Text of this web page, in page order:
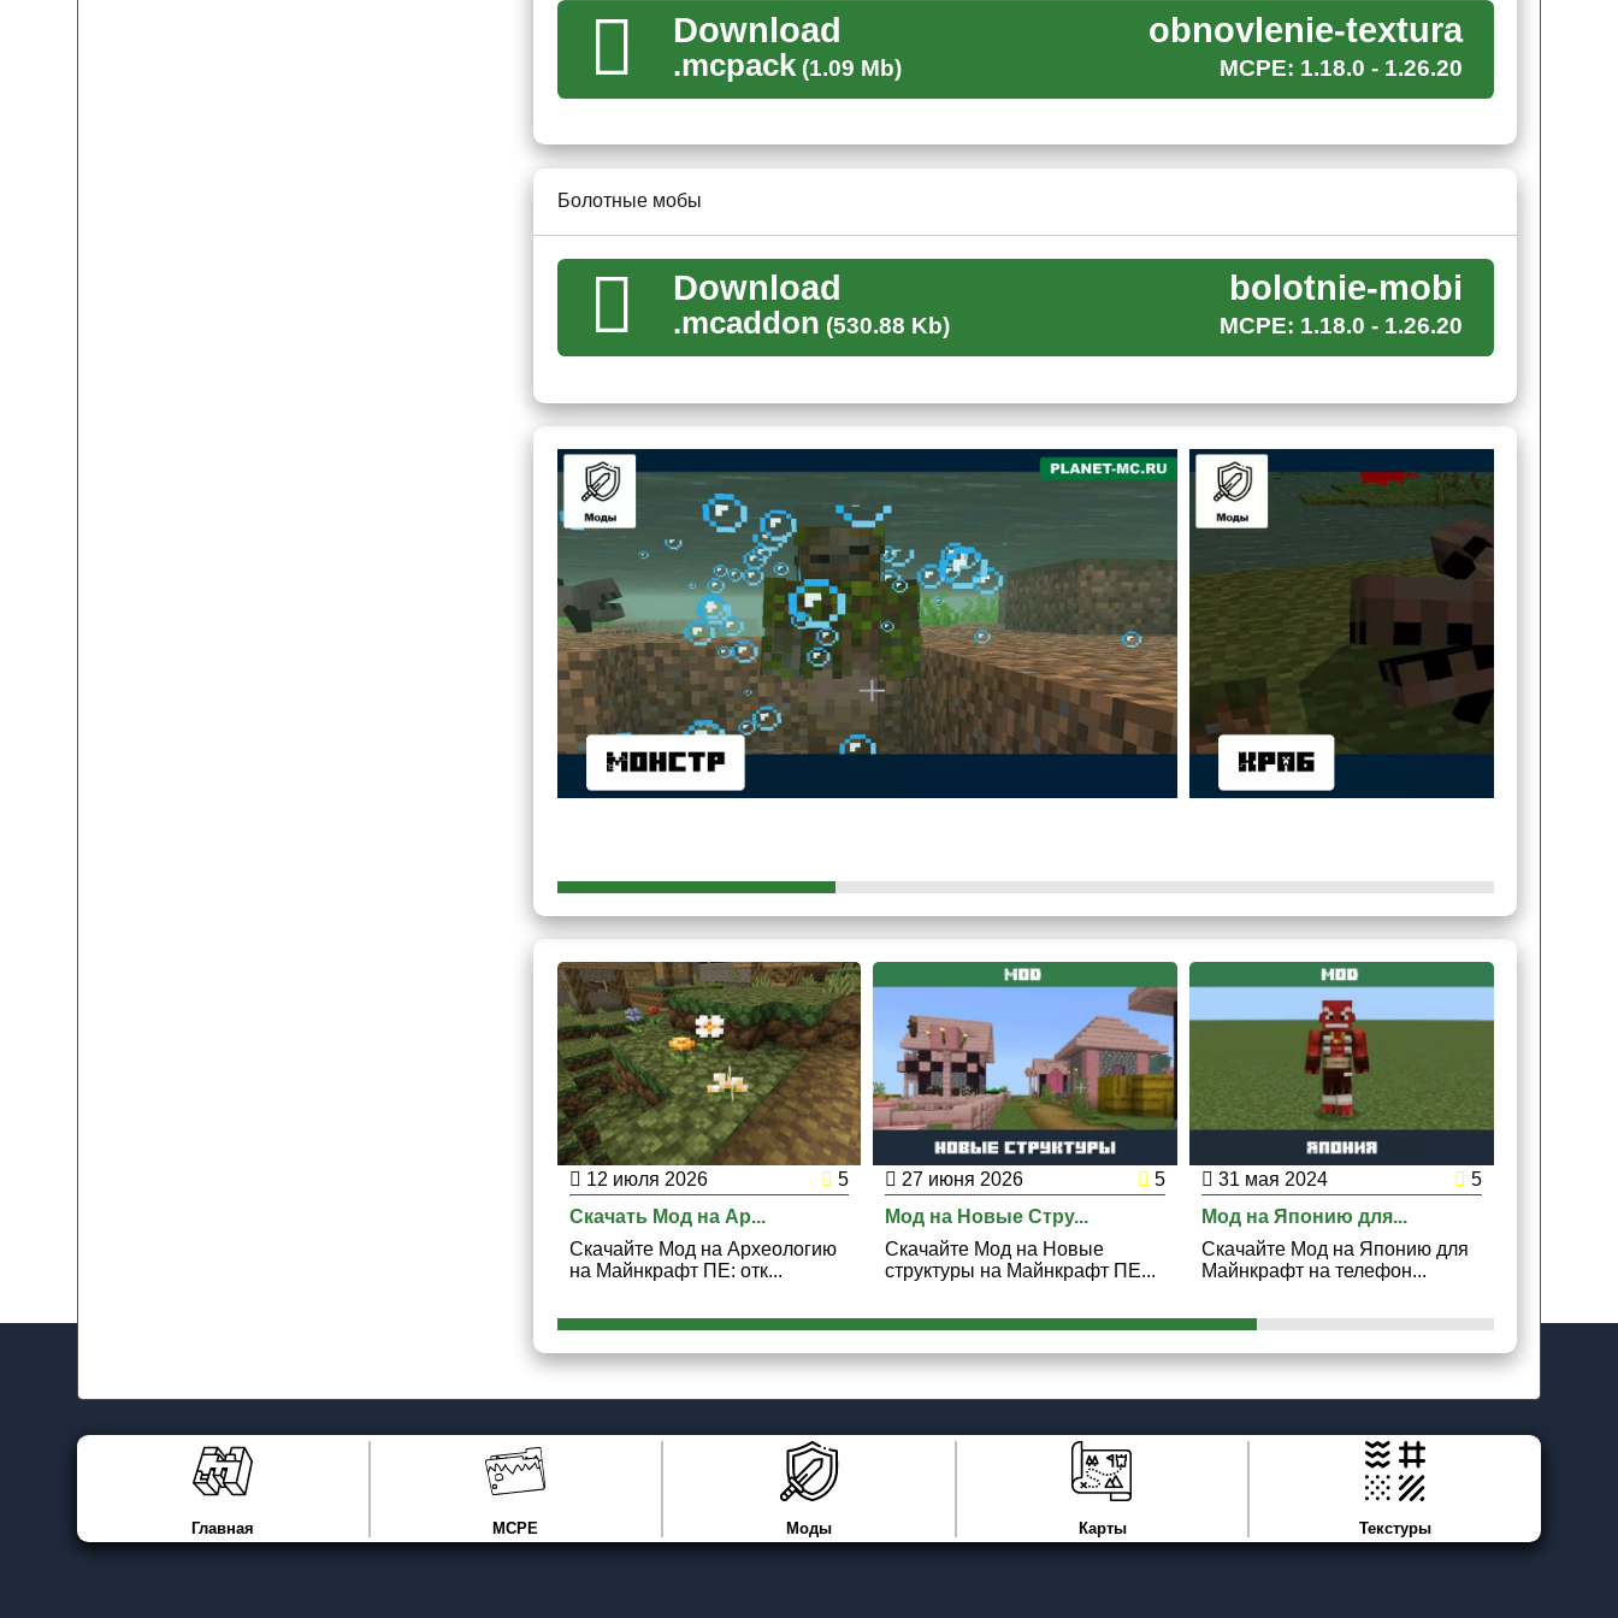
воды будут наполнены
крокодилами и ядовитыми лягушками
Все эти болотные мобы будут с нетерпением ждать удачного момента, чтобы нанести игроку Майнкрафт ПЕ
удар.
Download
.mcpack(1.09 Mb)
obnovlenie-textura
MCPE: 1.18.0 - 1.26.20
Болотные мобы
Download
.mcaddon (530.88 Kb)
bolotnie-mobi
MCPE: 1.18.0 - 1.26.20
12 июля 2026
5
Скачать Мод на Ар...
Скачайте Мод на Археологию
на Майнкрафт ПЕ: отк...
27 июня 2026
5
Мод на Новые Стру...
Скачайте Мод на Новые
структуры на Майнкрафт ПЕ...
31 мая 2024
5
Мод на Японию для...
Скачайте Мод на Японию для
Майнкрафт на телефон...
Главная MCPE Моды Карты Текстуры